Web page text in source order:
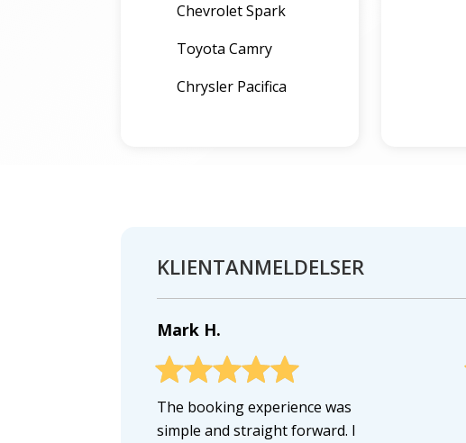
Chevrolet Spark
Toyota Camry
Chrysler Pacifica
KLIENTANMELDELSER
Mark H.
The booking experience was
simple and straight forward. I